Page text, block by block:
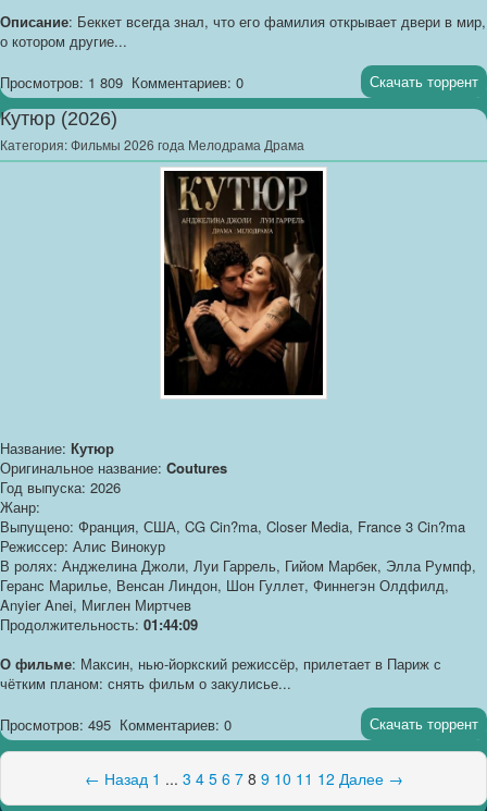
Описание: Беккет всегда знал, что его фамилия открывает двери в мир,
о котором другие...
Просмотров: 1 809 Комментариев: 0 Скачать торрент
Кутюр (2026)
Категория:Фильмы 2026 года Мелодрама Драма
Название: Кутюр
Оригинальное название: Coutures
Год выпуска: 2026
Жанр:
Выпущено: Франция, США, CG Cin?ma, Closer Media, France 3 Cin?ma
Режиссер: Алис Винокур
В ролях: Анджелина Джоли, Луи Гаррель, Гийом Марбек, Элла Румпф,
Геранс Марилье, Венсан Линдон, Шон Гуллет, Финнегэн Олдфилд,
Anyier Anei, Миглен Миртчев
Продолжительность: 01:44:09
О фильме: Максин, нью-йоркский режиссёр, прилетает в Париж с
чётким планом: снять фильм о закулисье...
Просмотров: 495 Комментариев: 0 Скачать торрент
← Назад 1 ... 3 4 5 6 7 8 9 10 11 12 Далее →